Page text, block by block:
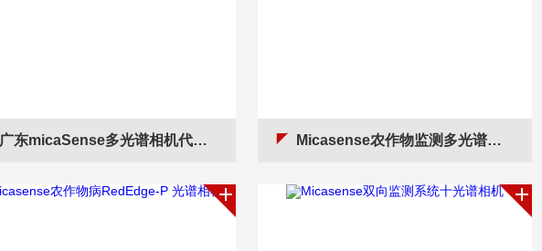
广东micaSense多光谱相机代理现货Altum-PT Micasense农作物监测多光谱相机Altum PT